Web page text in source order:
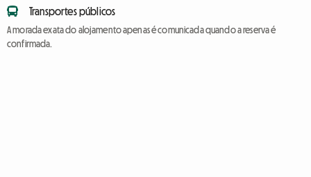
Transportes públicos
A morada exata do alojamento apenas é comunicada quando a reserva é
confirmada.